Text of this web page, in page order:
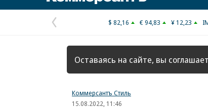
Предыдущая
страница
$ 82,16 € 94,83 ¥ 12,23
Оставаясь на сайте, вы
Коммерсантъ Стиль
15.08.2022, 11:46